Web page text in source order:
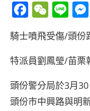
騎士噴飛受傷/頭份
特派員劉鳳瑩/苗栗
頭份警分局於3月
頭份市中興路與明